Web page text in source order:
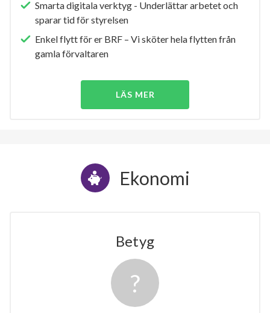
Smarta digitala verktyg - Underlättar arbetet och
sparar tid för styrelsen
Enkel flytt för er BRF – Vi sköter hela flytten från
gamla förvaltaren
LÄS MER
Ekonomi
Betyg